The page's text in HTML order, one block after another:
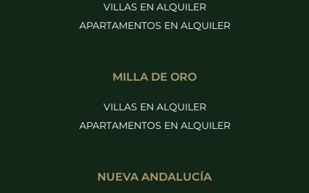
VILLAS EN ALQUILER
APARTAMENTOS EN ALQUILER
MILLA DE ORO
VILLAS EN ALQUILER
APARTAMENTOS EN ALQUILER
NUEVA ANDALUCÍA